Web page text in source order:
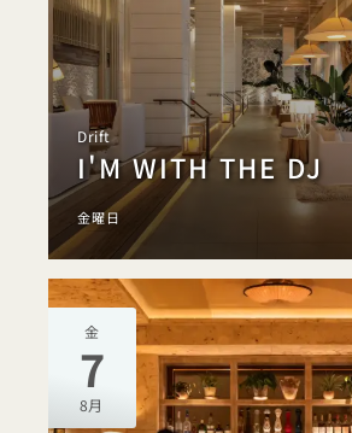
Drift
I'M WITH THE DJ
金曜日
金
7
8月